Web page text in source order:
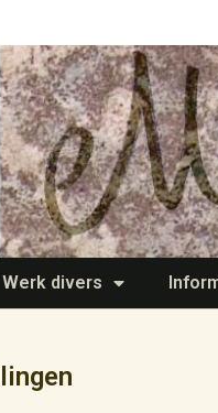
Werk divers